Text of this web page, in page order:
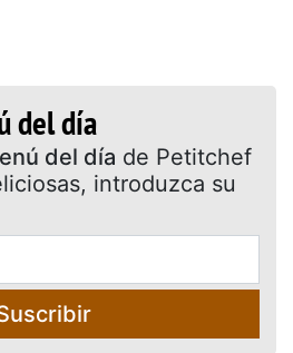
del día
del día de Petitchef
introduzca su